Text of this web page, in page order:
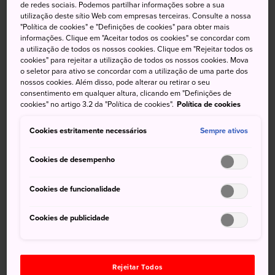
Construído com base no no terreno do Parque
Katsurahama, o Museu Memorial Sakamoto Ryoma é
dedicado a uma das figuras mais importantes do Japão.
Embora ele tenha vivido apenas 31 anos, a paixão do
jovem samurai por acabar com o sistema feudal e
modernizar o Japão fez dele um lendário mártir.
animações, novelas de TV e músicas. O museu apresenta
pergaminhos, cartas, vídeos e até mesmo uma réplica de
assassinos.
Informações gerais
assassinos em Quioto
de redes sociais. Podemos partilhar informações sobre a sua
utilização deste sítio Web com empresas terceiras. Consulte a nossa
"Política de cookies" e "Definições de cookies" para obter mais
informações. Clique em "Aceitar todos os cookies" se concordar com
a utilização de todos os nossos cookies. Clique em "Rejeitar todos os
cookies" para rejeitar a utilização de todos os nossos cookies. Mova
o seletor para ativo se concordar com a utilização de uma parte dos
nossos cookies. Além disso, pode alterar ou retirar o seu
consentimento em qualquer altura, clicando em "Definições de
cookies" no artigo 3.2 da "Política de cookies". Política de cookies
Cookies estritamente necessários Sempre ativos
Cookies de desempenho
Cookies de funcionalidade
Cookies de publicidade
Rejeitar Todos